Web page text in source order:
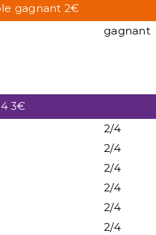
gagnant 2€
gagnant
3€
2/4
2/4
2/4
2/4
2/4
2/4